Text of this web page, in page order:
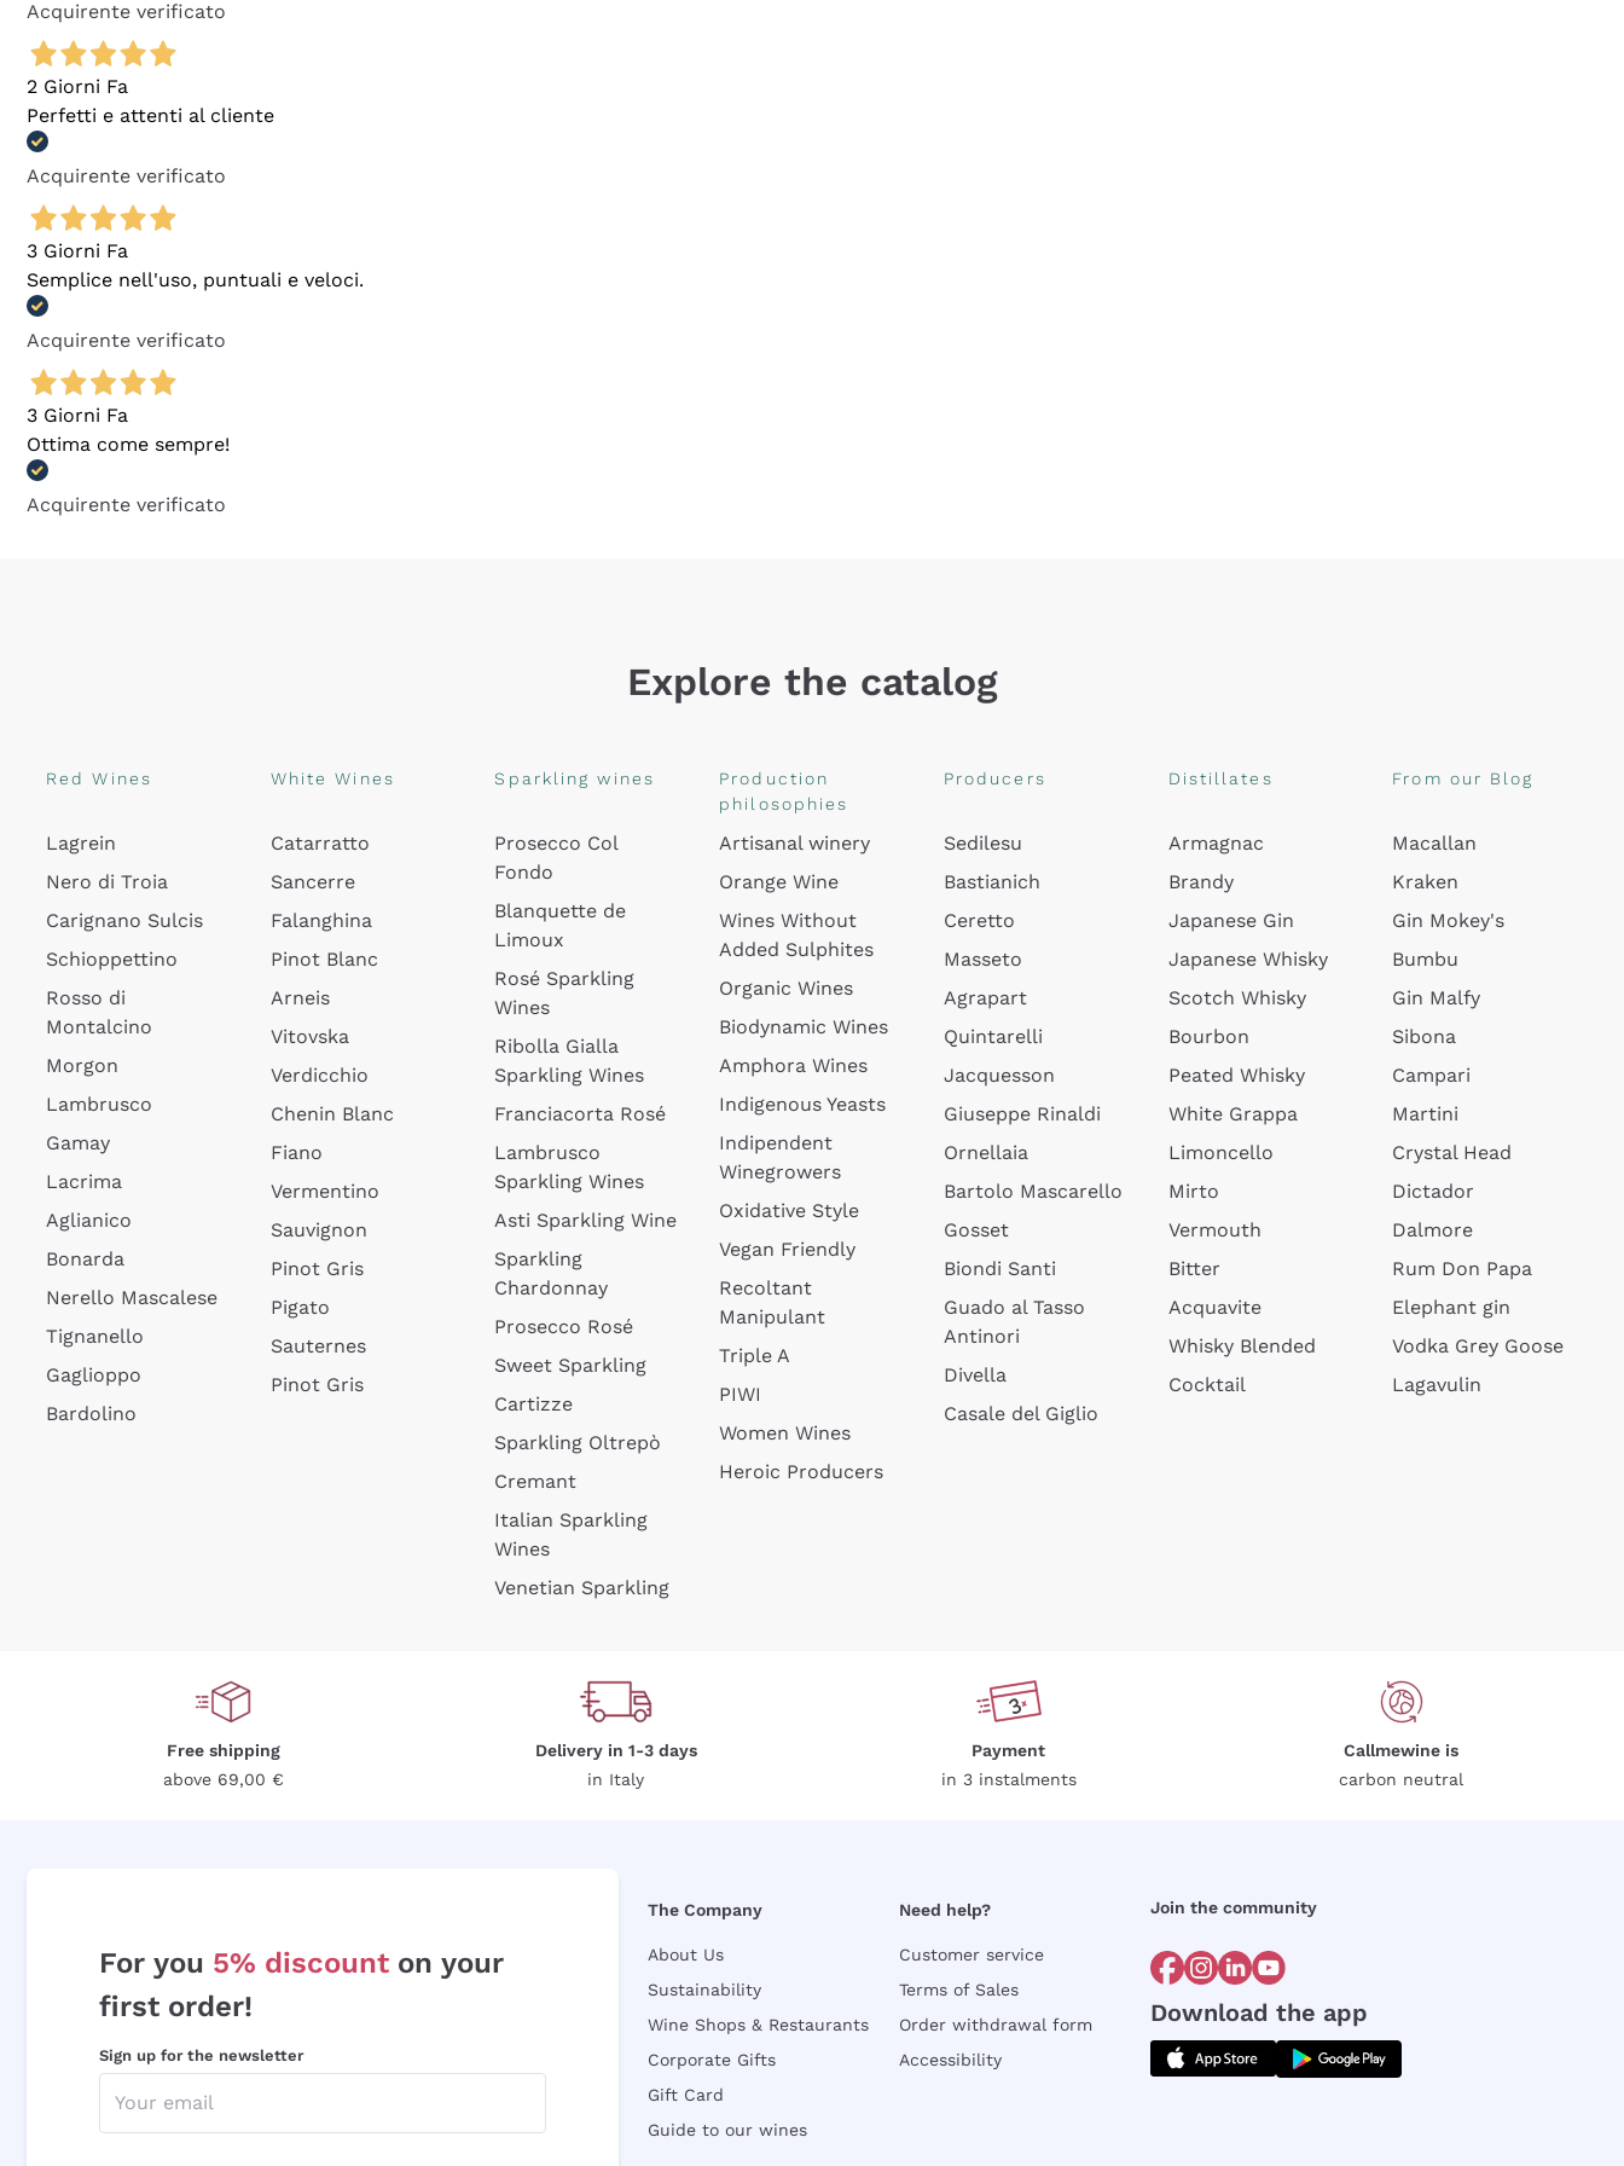
Acquirente verificato
2 Giorni Fa
Perfetti e attenti al cliente
Acquirente verificato
3 Giorni Fa
Semplice nell'uso, puntuali e veloci.
Acquirente verificato
3 Giorni Fa
Ottima come sempre!
Acquirente verificato
Explore the catalog
Red Wines
Lagrein
Nero di Troia
Carignano Sulcis
Schioppettino
Rosso di
Montalcino
Morgon
Lambrusco
Gamay
Lacrima
Aglianico
Bonarda
Nerello Mascalese
Tignanello
Gaglioppo
Bardolino
White Wines
Catarratto
Sancerre
Falanghina
Pinot Blanc
Arneis
Vitovska
Verdicchio
Chenin Blanc
Fiano
Vermentino
Sauvignon
Pinot Gris
Pigato
Sauternes
Pinot Gris
Sparkling wines
Prosecco Col
Fondo
Blanquette de
Limoux
Rosé Sparkling
Wines
Ribolla Gialla
Sparkling Wines
Franciacorta Rosé
Lambrusco
Sparkling Wines
Asti Sparkling Wine
Sparkling
Chardonnay
Prosecco Rosé
Sweet Sparkling
Cartizze
Sparkling Oltrepò
Cremant
Italian Sparkling
Wines
Venetian Sparkling
Production
philosophies
Artisanal winery
Orange Wine
Wines Without
Added Sulphites
Organic Wines
Biodynamic Wines
Amphora Wines
Indigenous Yeasts
Indipendent
Winegrowers
Oxidative Style
Vegan Friendly
Recoltant
Manipulant
Triple A
PIWI
Women Wines
Heroic Producers
Producers
Sedilesu
Bastianich
Ceretto
Masseto
Agrapart
Quintarelli
Jacquesson
Giuseppe Rinaldi
Ornellaia
Bartolo Mascarello
Gosset
Biondi Santi
Guado al Tasso
Antinori
Divella
Casale del Giglio
Distillates
Armagnac
Brandy
Japanese Gin
Japanese Whisky
Scotch Whisky
Bourbon
Peated Whisky
White Grappa
Limoncello
Mirto
Vermouth
Bitter
Acquavite
Whisky Blended
Cocktail
From our Blog
Macallan
Kraken
Gin Mokey's
Bumbu
Gin Malfy
Sibona
Campari
Martini
Crystal Head
Dictador
Dalmore
Rum Don Papa
Elephant gin
Vodka Grey Goose
Lagavulin
Free shipping
above 69,00 €
Delivery in 1-3 days
in Italy
Payment
in 3 instalments
Callmewine is
carbon neutral
For you 5% discount on your
first order!
Sign up for the newsletter
The Company
About Us
Sustainability
Wine Shops & Restaurants
Corporate Gifts
Gift Card
Guide to our wines
Need help?
Customer service
Terms of Sales
Order withdrawal form
Accessibility
Join the community
Download the app